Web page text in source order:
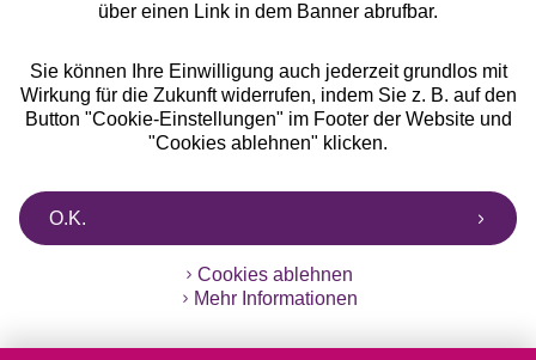
über einen Link in dem Banner abrufbar.
Sie können Ihre Einwilligung auch jederzeit grundlos mit
Wirkung für die Zukunft widerrufen, indem Sie z. B. auf den
Button "Cookie-Einstellungen" im Footer der Website und
"Cookies ablehnen" klicken.
O.K.
Cookies ablehnen
Mehr Informationen